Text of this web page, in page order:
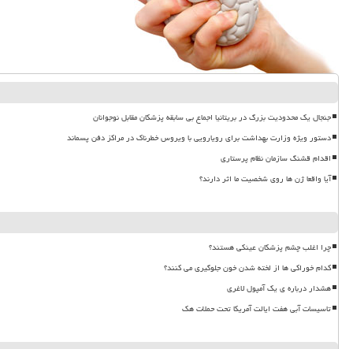
جنجال یک محدودیت بزرگ در بریتانیا اجماع بی سابقه پزشکان مقابل نوجوانان
دستور ویژه وزارت بهداشت برای رویارویی با ویروس خطرناک در مراکز دفن پسماند
اقدام قشنگ سازمان نظام پرستاری
آیا واقعا ژن ها روی شخصیت ما اثر دارند؟
چرا اغلب چشم پزشکان عینکی هستند؟
کدام خوراکی ها از لخته شدن خون جلوگیری می کنند؟
هشدار درباره ی یک آمپول لاغری
تاسیسات آبی هفت ایالت آمریکا تحت حملات هک